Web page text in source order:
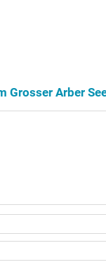
Grosser Arber